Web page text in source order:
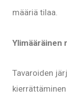
määriä tilaa.
Ylimääräinen
Tavaroiden